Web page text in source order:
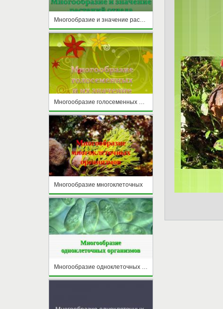
Многообразие и значение растений отдела покрытосеменных
Многообразие голосеменных и их значение
Многообразие многоклеточных
Многообразие одноклеточных организмов